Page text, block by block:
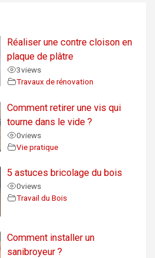
Réaliser une contre cloison en
plaque de plâtre
3views
Travaux de rénovation
Comment retirer une vis qui
tourne dans le vide ?
0views
Vie pratique
5 astuces bricolage du bois
0views
Travail du Bois
Comment installer un
sanibroyeur ?